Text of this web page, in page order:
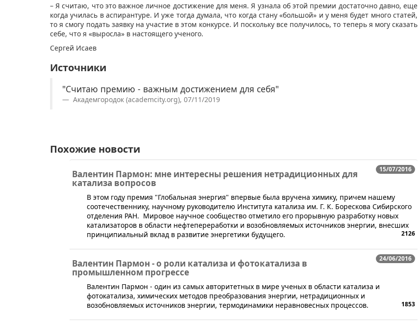
– Я считаю, что это важное личное достижение для меня. Я узнала об этой премии достаточно давно, еще
когда училась в аспирантуре. И уже тогда думала, что когда стану «большой» и у меня будет много статей,
то я смогу подать заявку на участие в этом конкурсе. И поскольку все получилось, то теперь я могу сказать
себе, что я «выросла» в настоящего ученого.
Сергей Исаев
Источники
"Считаю премию - важным достижением для себя"
Академгородок (academcity.org), 07/11/2019
Похожие новости
15/07/2016
Валентин Пармон: мне интересны решения нетрадиционных для
катализа вопросов
​В этом году премия "Глобальная энергия" впервые была вручена химику, причем нашему
соотечественнику, научному руководителю Института катализа им. Г. К. Борескова Сибирского
отделения РАН. Мировое научное сообщество отметило его прорывную разработку новых
катализаторов в области нефтепереработки и возобновляемых источников энергии, внесших
принципиальный вклад в развитие энергетики будущего.
2126
24/06/2016
Валентин Пармон - о роли катализа и фотокатализа в
промышленном прогрессе
​Валентин Пармон - один из самых авторитетных в мире ученых в области катализа и
фотокатализа, химических методов преобразования энергии, нетрадиционных и
возобновляемых источников энергии, термодинамики неравновесных процессов.
1853